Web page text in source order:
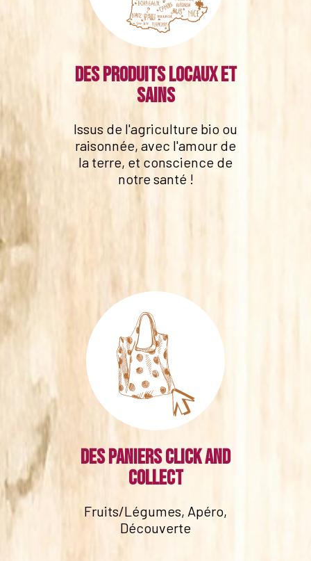
Des produits locaux et
sains
Issus de l'agriculture bio ou
raisonnée, avec l'amour de
la terre, et conscience de
notre santé !
Des paniers click and
collect
Fruits/Légumes, Apéro,
Découverte